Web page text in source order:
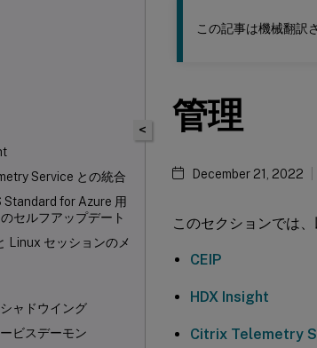
Service との統合
Standard for Azure 用
のセルフアップデート
Linux セッションのメ
ャドウイング
ビスデーモン
<
この記事は機械翻訳
管理
December 21, 2022
このセクションでは
CEIP
HDX Insight
Citrix Telemetry